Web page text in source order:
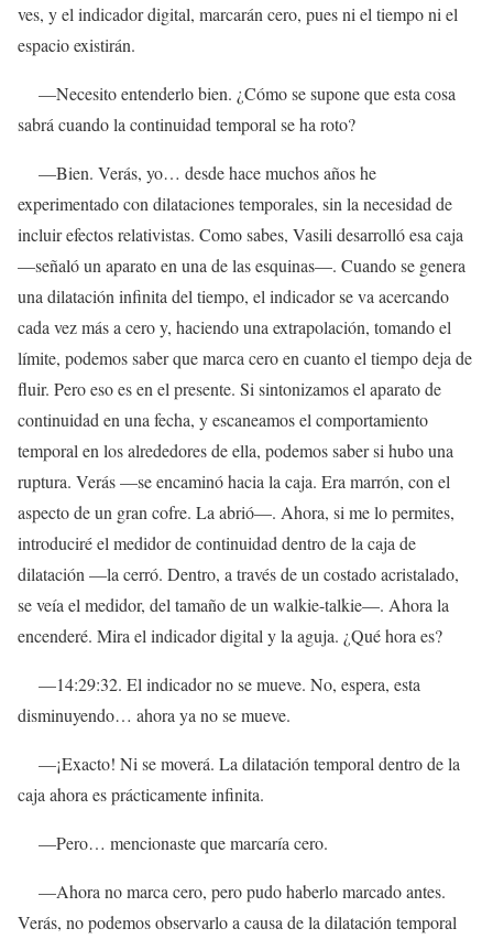
ves, y el indicador digital, marcarán cero, pues ni el tiempo ni el
espacio existirán.
—Necesito entenderlo bien. ¿Cómo se supone que esta cosa
sabrá cuando la continuidad temporal se ha roto?
—Bien. Verás, yo… desde hace muchos años he
experimentado con dilataciones temporales, sin la necesidad de
incluir efectos relativistas. Como sabes, Vasili desarrolló esa caja
—señaló un aparato en una de las esquinas—. Cuando se genera
una dilatación infinita del tiempo, el indicador se va acercando
cada vez más a cero y, haciendo una extrapolación, tomando el
límite, podemos saber que marca cero en cuanto el tiempo deja de
fluir. Pero eso es en el presente. Si sintonizamos el aparato de
continuidad en una fecha, y escaneamos el comportamiento
temporal en los alrededores de ella, podemos saber si hubo una
ruptura. Verás —se encaminó hacia la caja. Era marrón, con el
aspecto de un gran cofre. La abrió—. Ahora, si me lo permites,
introduciré el medidor de continuidad dentro de la caja de
dilatación —la cerró. Dentro, a través de un costado acristalado,
se veía el medidor, del tamaño de un walkie-talkie—. Ahora la
encenderé. Mira el indicador digital y la aguja. ¿Qué hora es?
—14:29:32. El indicador no se mueve. No, espera, esta
disminuyendo… ahora ya no se mueve.
—¡Exacto! Ni se moverá. La dilatación temporal dentro de la
caja ahora es prácticamente infinita.
—Pero… mencionaste que marcaría cero.
—Ahora no marca cero, pero pudo haberlo marcado antes.
Verás, no podemos observarlo a causa de la dilatación temporal